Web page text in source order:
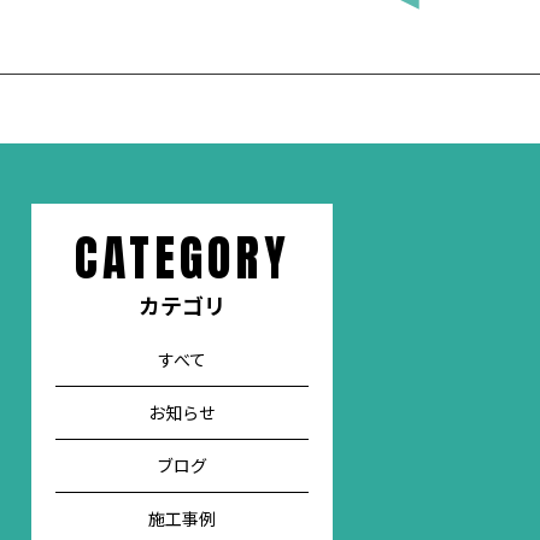
CATEGORY
カテゴリ
すべて
お知らせ
ブログ
施工事例